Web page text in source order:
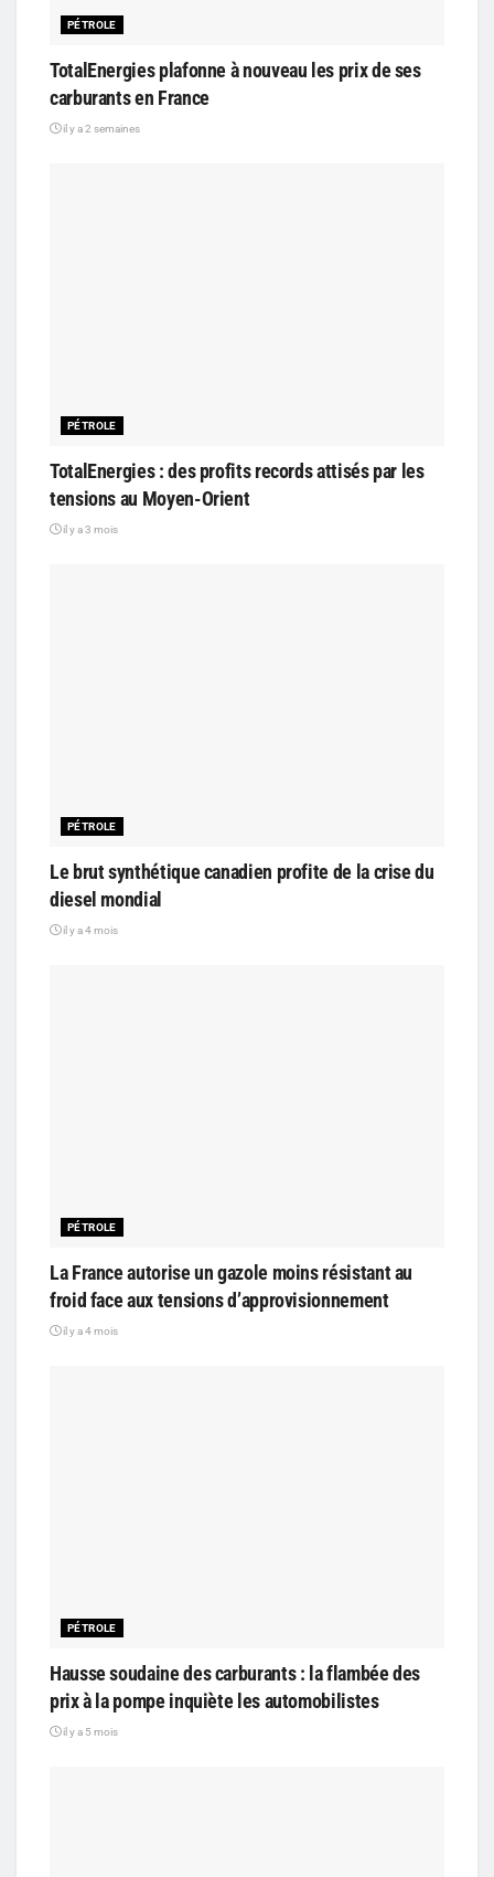
PÉTROLE
TotalEnergies plafonne à nouveau les prix de ses
carburants en France
il y a 2 semaines
PÉTROLE
TotalEnergies : des profits records attisés par les
tensions au Moyen-Orient
il y a 3 mois
PÉTROLE
Le brut synthétique canadien profite de la crise du
diesel mondial
il y a 4 mois
PÉTROLE
La France autorise un gazole moins résistant au
froid face aux tensions d’approvisionnement
il y a 4 mois
PÉTROLE
Hausse soudaine des carburants : la flambée des
prix à la pompe inquiète les automobilistes
il y a 5 mois